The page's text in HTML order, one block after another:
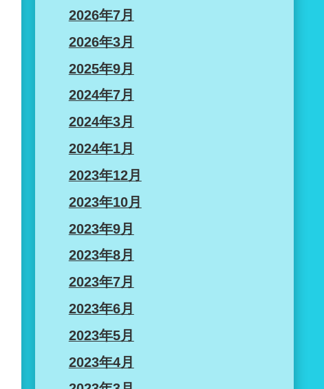
2026年7月
2026年3月
2025年9月
2024年7月
2024年3月
2024年1月
2023年12月
2023年10月
2023年9月
2023年8月
2023年7月
2023年6月
2023年5月
2023年4月